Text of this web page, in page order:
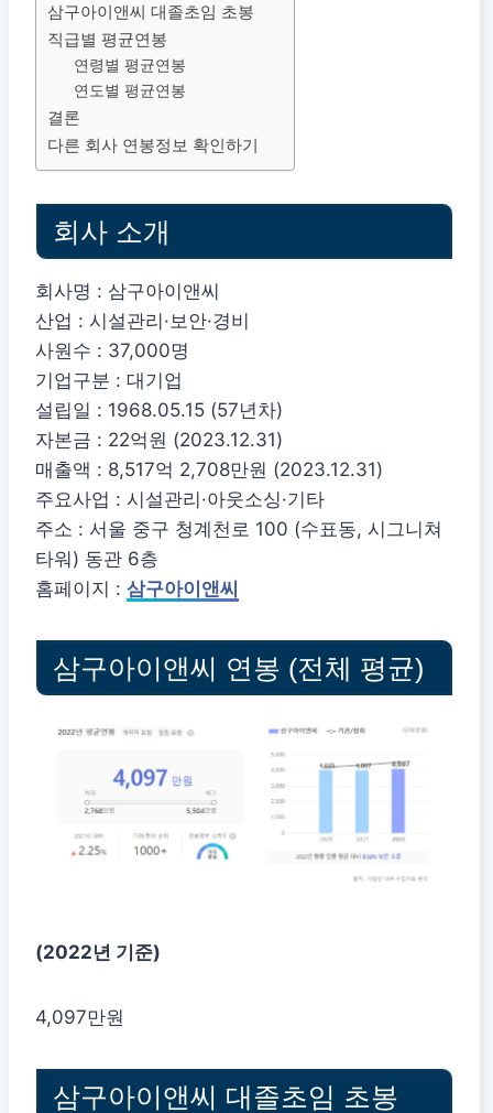
삼구아이앤씨 대졸초임 초봉
직급별 평균연봉
연령별 평균연봉
연도별 평균연봉
결론
다른 회사 연봉정보 확인하기
회사 소개
회사명 : 삼구아이앤씨
산업 : 시설관리·보안·경비
사원수 : 37,000명
기업구분 : 대기업
설립일 : 1968.05.15 (57년차)
자본금 : 22억원 (2023.12.31)
매출액 : 8,517억 2,708만원 (2023.12.31)
주요사업 : 시설관리·아웃소싱·기타
주소 : 서울 중구 청계천로 100 (수표동, 시그니쳐
타워) 동관 6층
홈페이지 : 삼구아이앤씨
삼구아이앤씨 연봉 (전체 평균)
(2022년 기준)
4,097만원
삼구아이앤씨 대졸초임 초봉